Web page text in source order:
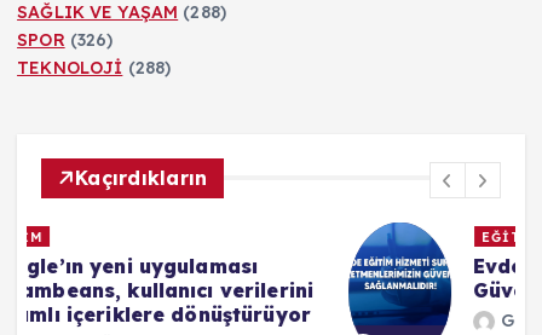
SAĞLIK VE YAŞAM (288)
SPOR (326)
TEKNOLOJİ (288)
Kaçırdıkların
Evde Eğitim Uygulamalarında
Güvenlik Açığı İddiaları
Görkem GÜNEY